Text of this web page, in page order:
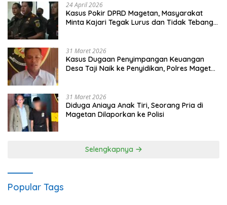
24 April 2026
Kasus Pokir DPRD Magetan, Masyarakat
Minta Kajari Tegak Lurus dan Tidak Tebang
31 Maret 2026
Kasus Dugaan Penyimpangan Keuangan
Desa Taji Naik ke Penyidikan, Polres Magetan
31 Maret 2026
Diduga Aniaya Anak Tiri, Seorang Pria di
Magetan Dilaporkan ke Polisi
Selengkapnya
Popular Tags